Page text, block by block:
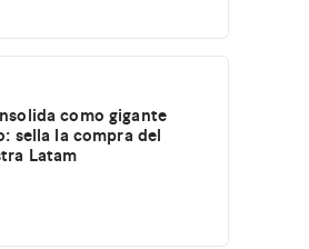
como gigante
sella la compra del
Latam